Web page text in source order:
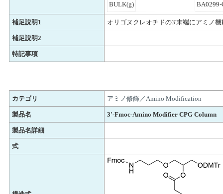
BULK(g)
BA0299-
補足説明1 オリゴヌクレオチドの3'末端にアミノ
補足説明2
特記事項
カテゴリ アミノ修飾／Amino Modification
製品名 3'-Fmoc-Amino Modifier CPG Column
製品名詳細
式